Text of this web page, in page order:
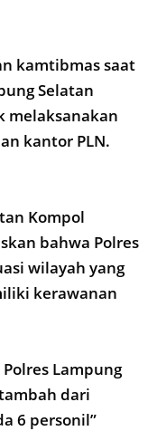
kamtibmas saat
Selatan
melaksanakan
kantor PLN.
Kompol
bahwa Polres
wilayah yang
kerawanan
Lampung
dari
6 personil”